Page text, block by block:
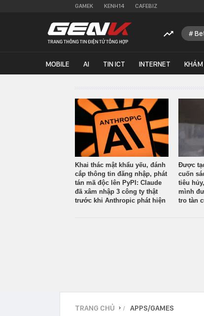
GAMEK KENH14 CAFEBIZ
MOBILE AI TIN ICT INTERNET
Khai thác mật khẩu yếu, đánh
cắp thông tin đăng nhập, phát
tán mã độc lên PyPI: Claude
đã xâm nhập 3 công ty thật
trước khi Anthropic phát hiện
Được
cuốn
tiêu
mình
tro tàn
TRANG CHỦ › APPS/GAMES